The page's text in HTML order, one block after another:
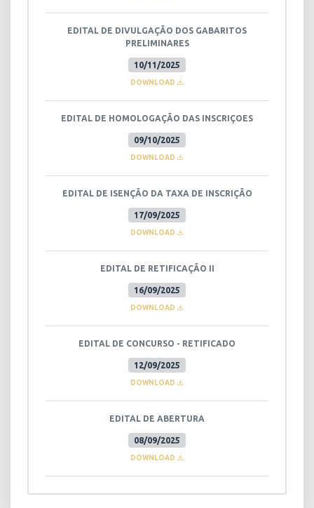
10/11/2025
EDITAL DE DIVULGAÇÃO DOS GABARITOS
PRELIMINARES
DOWNLOAD
09/10/2025
EDITAL DE HOMOLOGAÇÃO DAS INSCRIÇOES
DOWNLOAD
17/09/2025
EDITAL DE ISENÇÃO DA TAXA DE INSCRIÇÃO
DOWNLOAD
16/09/2025
EDITAL DE RETIFICAÇÃO II
DOWNLOAD
12/09/2025
EDITAL DE CONCURSO - RETIFICADO
DOWNLOAD
08/09/2025
EDITAL DE ABERTURA
DOWNLOAD